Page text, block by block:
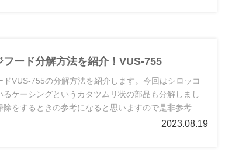
フード分解方法を紹介！VUS-755
ドVUS-755の分解方法を紹介します。今回はシロッコ
るケーシングというカタツムリ状の部品も分解しまし
をするときの参考になると思いますので是非参考に
2023.08.19